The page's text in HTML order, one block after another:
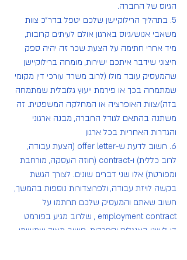
הגיוס של החברה.
5. בתהליך הרילוקיישן שלכם יטפל בדר״כ צוות
משאבי אנוש/גיוס בארגון אולם לעיתים קרובות,
מיד אחרי חתימה על הצעת שכר זה יהיה ספק
חיצוני שידבר איתכם ישירות, מומחה ברילוקיישן
שהמעסיק עובד מולו (לרוב משרד עורכי דין מקומי
שמתמחה בכך או פירמת ייעוץ גלובלית שמתמחה
בזה)/צוות האופרציה או המחלקה המשפטית. זה
משתנה בהתאם לגודל החברה, מבנה ארגוני
והגדרות האחריות בכל ארגון
6. חשוב לדעת ש-offer letter (הצעת עבודה,
לרוב כללית) ו-contract (חוזה העסקה, מורחבת
ומפורטת) אלו שני דברים שונים. לצורך הגשת
בקשה לויזת עבודה, ולפרוצדורות נוספות בהמשך,
חשוב שאתם והמעסיק שלכם תחתמו על
employment contract , שלרוב מגיע בפורמט
דו-לשוני באנגלית וספרדית. חשוב מאוד שתשימו